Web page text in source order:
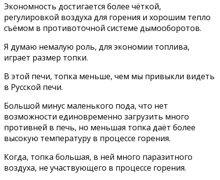
Экономность достигается более чёткой,
регулировкой воздуха для горения и хорошим тепло
съёмом в противоточной системе дымооборотов.
Я думаю немалую роль, для экономии топлива,
играет размер топки.
В этой печи, топка меньше, чем мы привыкли видеть
в Русской печи.
Большой минус маленького пода, что нет
возможности единовременно загрузить много
противней в печь, но меньшая топка даёт более
высокую температуру в процессе горения.
Когда, топка большая, в ней много паразитного
воздуха, не участвующего в процессе горения.